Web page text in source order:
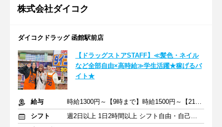
株式会社ダイコク
ダイコクドラッグ 函館駅前店
【ドラッグストアSTAFF】≪髪色・ネイル
など全部自由×高時給≫学生活躍★稼げるバ
イト★
給与
時給1300円～【9時まで】時給1500円～【21時以降】時給1500円～
シフト
週2日以上 1日2時間以上 シフト自由・自己申告